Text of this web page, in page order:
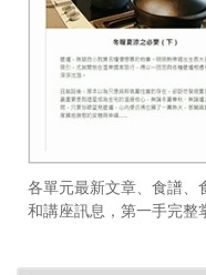
各單元最新文章、食譜、
和講座訊息，第一手完整